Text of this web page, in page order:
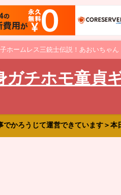
ームレス三銃士伝説！あおいちゃ
チホモ童貞
かろうじて運営できています＞